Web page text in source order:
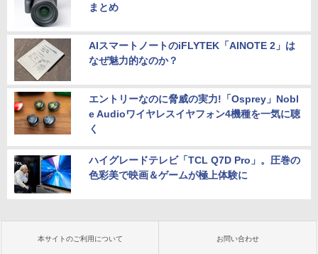
まとめ
AIスマートノートのiFLYTEK「AINOTE 2」は
なぜ魅力的なのか？
エントリーなのに脅威の実力!「Osprey」Nobl
e Audioワイヤレスイヤフォン4機種を一気に聴
く
ハイグレードテレビ「TCL Q7D Pro」。圧巻の
色彩美で映画＆ゲームが極上体験に
本サイトのご利用について お問い合わせ